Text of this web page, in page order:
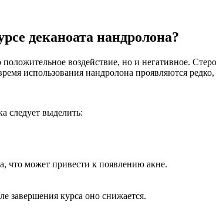
деканоата нандролона?
воздействие, но и негативное.
использования нандролона проявляются
следует выделить:
что может привести к появлению акне.
завершения курса оно снижается.